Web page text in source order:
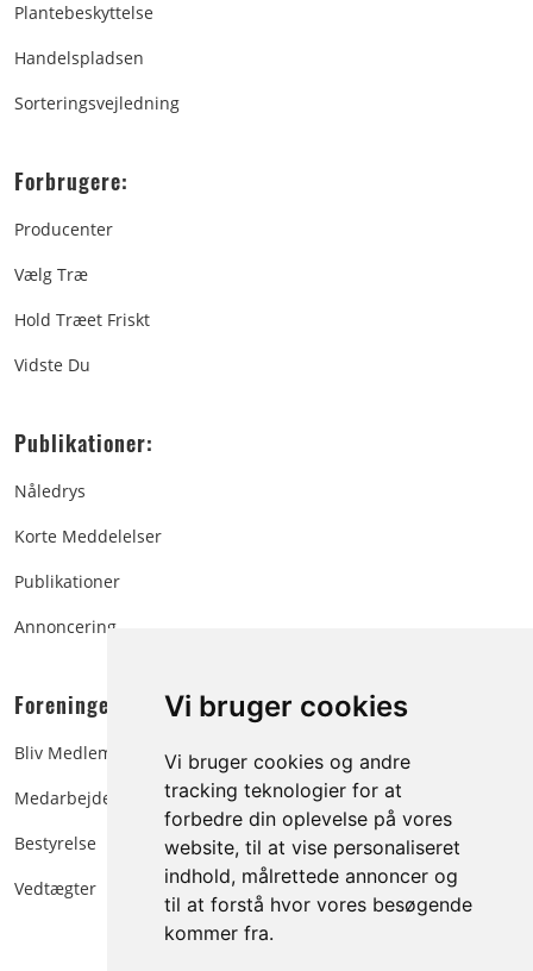
Vi bruger cookies
Vi bruger cookies og andre
tracking teknologier for at
forbedre din oplevelse på vores
website, til at vise personaliseret
indhold, målrettede annoncer og
til at forstå hvor vores besøgende
kommer fra.
Plantebeskyttelse
Handelspladsen
Sorteringsvejledning
Forbrugere:
Producenter
Vælg Træ
Hold Træet Friskt
Vidste Du
Publikationer:
Nåledrys
Korte Meddelelser
Publikationer
Annoncering
Foreningen:
Bliv Medlem
Medarbejdere
Bestyrelse
Vedtægter